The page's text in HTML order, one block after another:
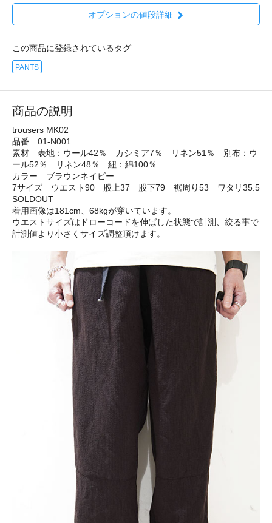
オプションの値段詳細
この商品に登録されているタグ
PANTS
商品の説明
trousers MK02
品番 01-N001
素材 表地：ウール42％ カシミア7％ リネン51％ 別布：ウ
ール52％ リネン48％ 紐：綿100％
カラー ブラウンネイビー
7サイズ ウエスト90 股上37 股下79 裾周り53 ワタリ35.5
SOLDOUT
着用画像は181cm、68kgが穿いています。
ウエストサイズはドローコードを伸ばした状態で計測、絞る事で
計測値より小さくサイズ調整頂けます。